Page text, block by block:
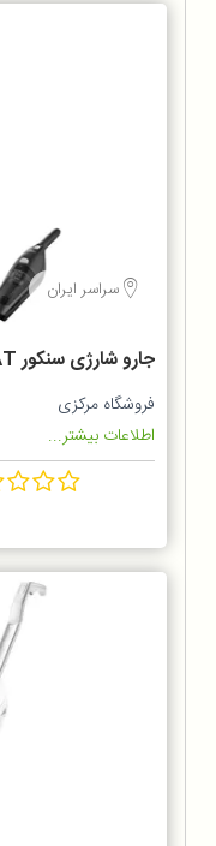
سراسر ایران
جارو شارژی سنکور SVC 8668AT
فروشگاه مرکزی
اطلاعات بیشتر...